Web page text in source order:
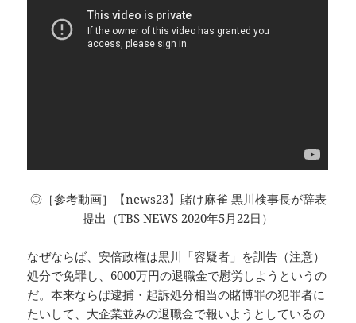
◎［参考動画］【news23】賭け麻雀 黒川検事長が辞表
提出（TBS NEWS 2020年5月22日）
なぜならば、安倍政権は黒川「容疑者」を訓告（注意）
処分で免罪し、6000万円の退職金で慰労しようというの
だ。本来ならば逮捕・起訴処分相当の賭博罪の犯罪者に
たいして、大企業並みの退職金で報いようとしているの